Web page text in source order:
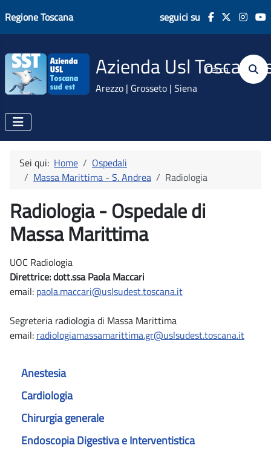
Regione Toscana seguici su
Azienda Usl Toscana
Arezzo | Grosseto | Siena
Cerca
Anestesia
Cardiologia
Chirurgia generale
Endoscopia Digestiva e Interventistica
Sei qui: Home
Ospedali
Massa Marittima - S. Andrea
Radiologia
Radiologia - Ospedale di
Massa Marittima
UOC Radiologia
Direttrice: dott.ssa Paola Maccari
email: paola.maccari@uslsudest.toscana.it
Segreteria radiologia di Massa Marittima
email: radiologiamassamarittima.gr@uslsudest.toscana.it